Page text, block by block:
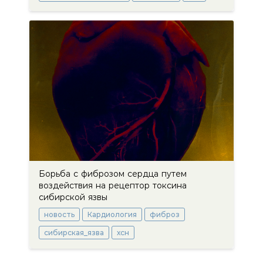
Борьба с фиброзом сердца путем
воздействия на рецептор токсина
сибирской язвы
новость Кардиология фиброз
сибирская_язва хсн